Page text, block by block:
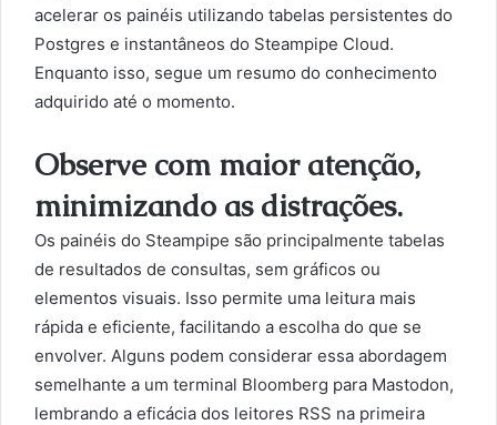
acelerar os painéis utilizando tabelas persistentes do
Postgres e instantâneos do Steampipe Cloud.
Enquanto isso, segue um resumo do conhecimento
adquirido até o momento.
Observe com maior atenção,
minimizando as distrações.
Os painéis do Steampipe são principalmente tabelas
de resultados de consultas, sem gráficos ou
elementos visuais. Isso permite uma leitura mais
rápida e eficiente, facilitando a escolha do que se
envolver. Alguns podem considerar essa abordagem
semelhante a um terminal Bloomberg para Mastodon,
lembrando a eficácia dos leitores RSS na primeira